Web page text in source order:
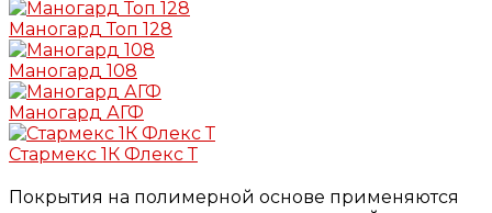
Маногард Топ 128
Маногард 108
Маногард АГФ
Стармекс 1К Флекс Т
Покрытия на полимерной основе применяются